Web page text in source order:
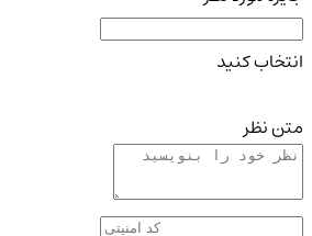
انتخاب کنید
متن نظر